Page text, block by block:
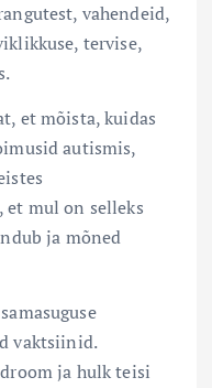
vahendeid,
tervise,
et mõista, kuidas
autismis,
et mul on selleks
ja mõned
vaktsiinid.
ja hulk teisi